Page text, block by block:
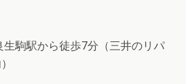
生駒駅から徒歩7分（三井のリパ